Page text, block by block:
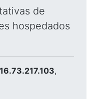
de
hospedados
,